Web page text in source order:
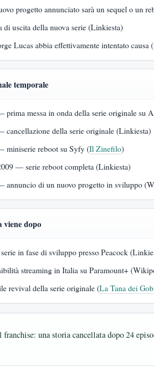
progetto annunciato sarà un sequel o un
di uscita della nuova serie (Linkiesta)
Lucas abbia effettivamente intentato causa (
temporale
prima messa in onda della serie originale su
cancellazione della serie originale (Linkiesta)
miniserie reboot su Syfy (Il Zinefilo)
— serie reboot completa (Linkiesta)
annuncio di un nuovo progetto in sviluppo
viene dopo
in fase di sviluppo presso Peacock
streaming in Italia su Paramount+
revival della serie originale (La Tana dei
franchise: una storia cancellata dopo 24